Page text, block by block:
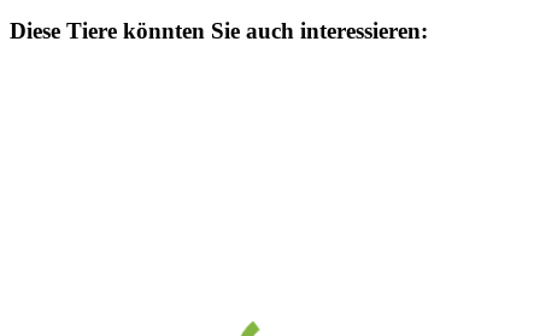
Diese Tiere könnten Sie auch interessieren: